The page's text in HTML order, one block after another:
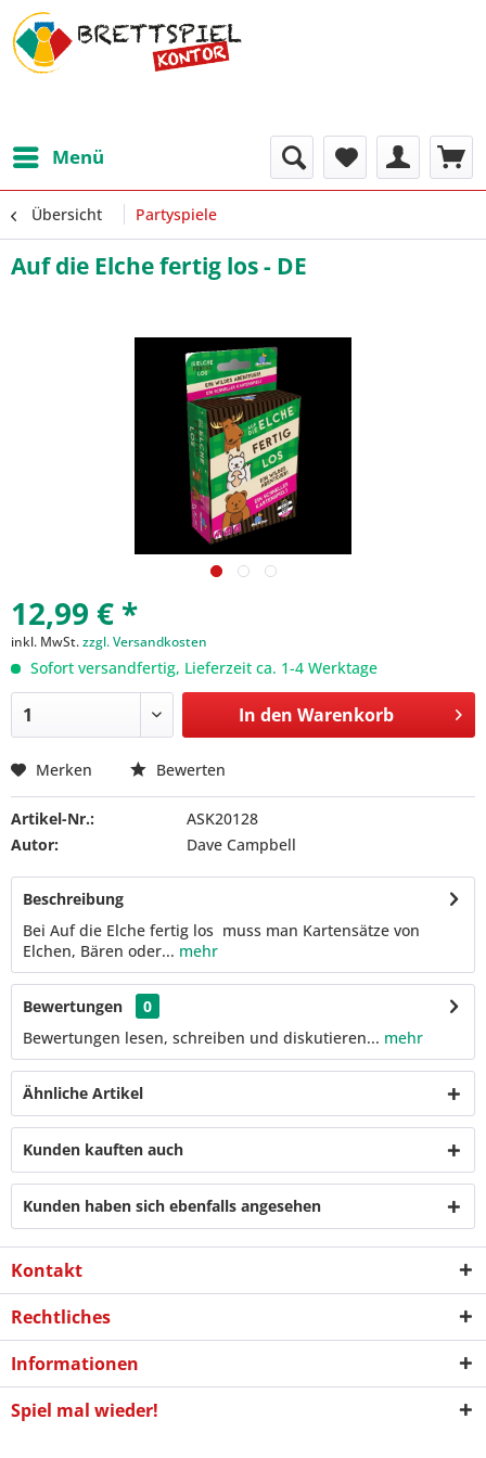
Menü
Übersicht Partyspiele
Auf die Elche fertig los - DE
12,99 € *
inkl. MwSt.zzgl. Versandkosten
Sofort versandfertig, Lieferzeit ca. 1-4 Werktage
In den Warenkorb
Merken Bewerten
Artikel-Nr.:
ASK20128
Autor:
Dave Campbell
Beschreibung
Bei Auf die Elche fertig los muss man Kartensätze von
Elchen, Bären oder... mehr
Bewertungen
0
Bewertungen lesen, schreiben und diskutieren... mehr
Ähnliche Artikel
Kunden kauften auch
Kunden haben sich ebenfalls angesehen
Kontakt
Rechtliches
Informationen
Spiel mal wieder!